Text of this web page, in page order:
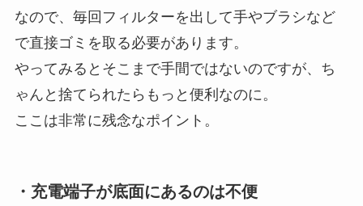
なので、毎回フィルターを出して手やブラシなど
で直接ゴミを取る必要があります。
やってみるとそこまで手間ではないのですが、ち
ゃんと捨てられたらもっと便利なのに。
ここは非常に残念なポイント。
・充電端子が底面にあるのは不便